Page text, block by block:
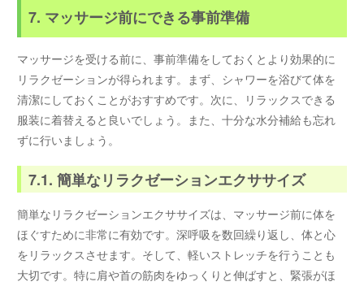
7. マッサージ前にできる事前準備
マッサージを受ける前に、事前準備をしておくとより効果的に
リラクゼーションが得られます。まず、シャワーを浴びて体を
清潔にしておくことがおすすめです。次に、リラックスできる
服装に着替えると良いでしょう。また、十分な水分補給も忘れ
ずに行いましょう。
7.1. 簡単なリラクゼーションエクササイズ
簡単なリラクゼーションエクササイズは、マッサージ前に体を
ほぐすために非常に有効です。深呼吸を数回繰り返し、体と心
をリラックスさせます。そして、軽いストレッチを行うことも
大切です。特に肩や首の筋肉をゆっくりと伸ばすと、緊張がほ